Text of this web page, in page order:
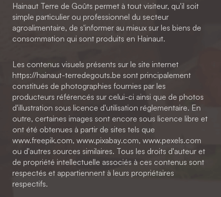
Hainaut Terre de Goûts permet à tout visiteur, qu'il soit
simple particulier ou professionnel du secteur
agroalimentaire, de s'informer au mieux sur les biens de
consommation qui sont produits en Hainaut.
Les contenus visuels présents sur le site internet
https://hainaut-terredegouts.be sont principalement
constitués de photographies fournies par les
producteurs référencés sur celui-ci ainsi que de photos
d'illustration sous licence d'utilisation réglementaire. En
outre, certaines images sont encore sous licence libre et
ont été obtenues à partir de sites tels que
www.freepik.com, www.pixabay.com, www.pexels.com
ou d'autres sources similaires. Tous les droits d'auteur et
de propriété intellectuelle associés à ces contenus sont
respectés et appartiennent à leurs propriétaires
respectifs.